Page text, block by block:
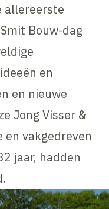
allereerste
Bouw-dag
en
en nieuwe
Jong Visser &
en vakgedreven
jaar, hadden